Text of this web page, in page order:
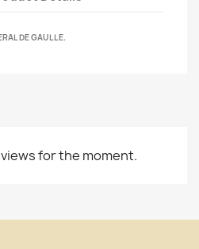
DE GAULLE.
for the moment.